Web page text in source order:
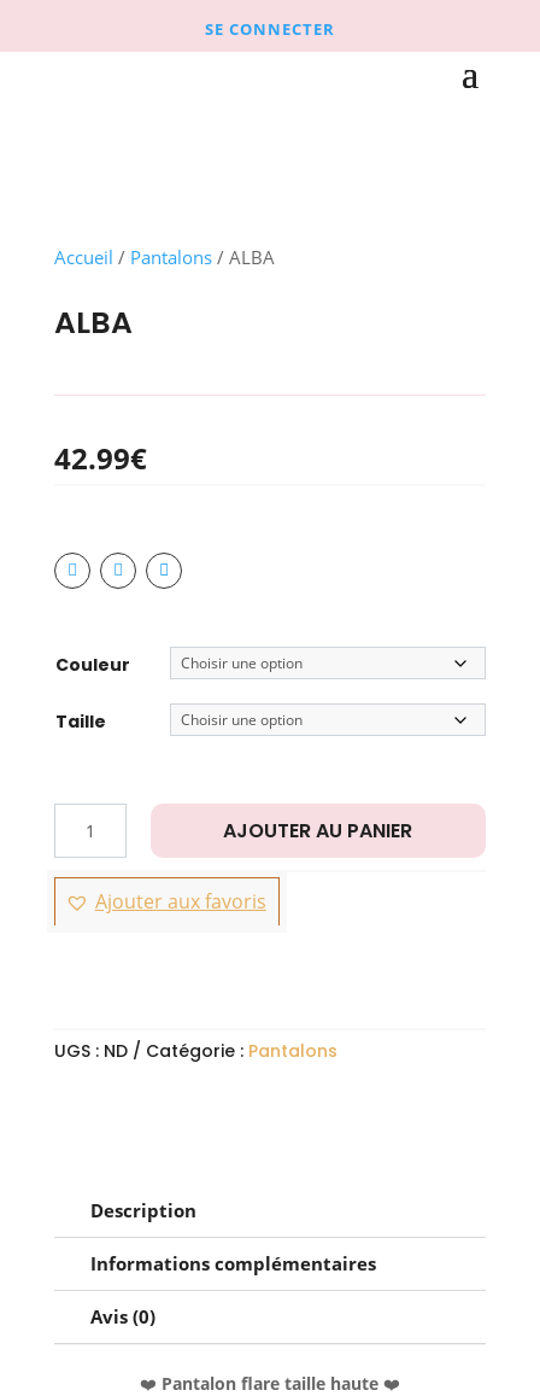
SE CONNECTER
Accueil / Pantalons/ ALBA
ALBA
42.99€
Couleur
Taille
quantité
ALBA
AJOUTER AU PANIER
Ajouter aux favoris
UGS : ND Catégorie : Pantalons
Description
Informations complémentaires
Avis (0)
❤️ Pantalon flare taille haute❤️